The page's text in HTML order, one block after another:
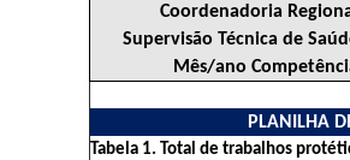
Coordenadoria
Supervisão Técnica de
Mês/ano
PLANILHA
Tabela 1. Total de trabalhos